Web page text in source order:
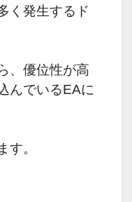
く発生するド
、優位性が高
んでいるEAに
す。